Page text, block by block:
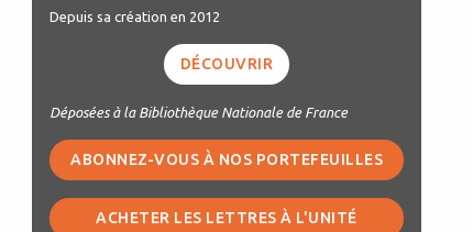
Depuis sa création en 2012
DÉCOUVRIR
Déposées à la Bibliothèque Nationale de France
ABONNEZ-VOUS À NOS PORTEFEUILLES
ACHETER LES LETTRES À L'UNITÉ